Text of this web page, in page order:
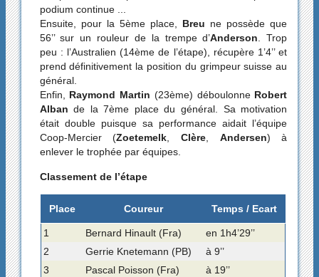
podium continue ...
Ensuite, pour la 5ème place, Breu ne possède que
56’’ sur un rouleur de la trempe d’Anderson. Trop
peu : l’Australien (14ème de l’étape), récupère 1’4’’ et
prend définitivement la position du grimpeur suisse au
général.
Enfin, Raymond Martin (23ème) déboulonne Robert
Alban de la 7ème place du général. Sa motivation
était double puisque sa performance aidait l’équipe
Coop-Mercier (Zoetemelk, Clère, Andersen) à
enlever le trophée par équipes.
Classement de l’étape
Place Coureur Temps / Ecart
1 Bernard Hinault (Fra)
en 1h4’29’’
2
Gerrie Knetemann (PB)
à 9’’
3
Pascal Poisson (Fra)
à 19’’